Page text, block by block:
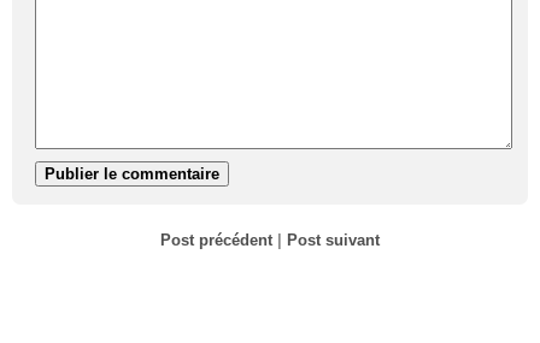
Post précédent | Post suivant